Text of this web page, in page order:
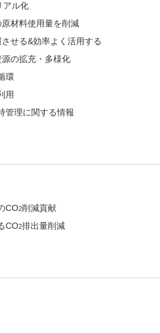
アル化
材料使用量を削減
せる&効率よく活用する
の拡充・多様化
環
用
管理に関する情報
CO2削減貢献
CO2排出量削減